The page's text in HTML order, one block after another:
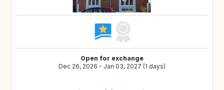
Open for exchange
Dec 26, 2026 - Jan 03, 2027 (1 days)